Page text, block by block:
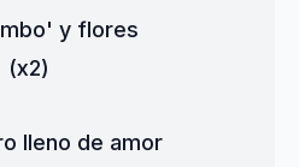
y flores
(x2)
lleno de amor